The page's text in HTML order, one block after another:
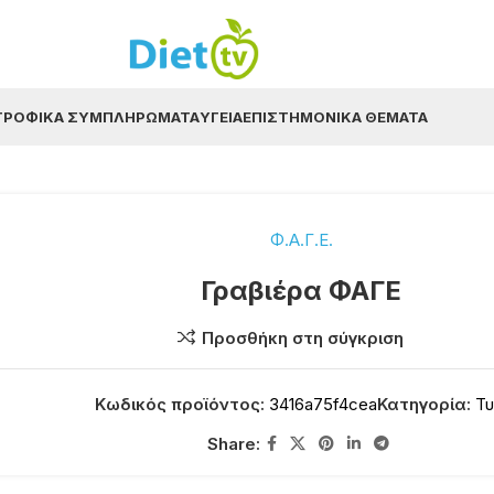
ΣΥΜΠΛΗΡΏΜΑΤΑΥΓΕΊΑΕΠΙΣΤΗΜΟΝΙΚΆ ΘΈΜΑΤΑ
Φ.Α.Γ.Ε.
Γραβιέρα ΦΑΓΕ
Προσθήκη στη σύγκριση
Κωδικός προϊόντος: 3416a75f4ceaΚατηγορία:
Share: